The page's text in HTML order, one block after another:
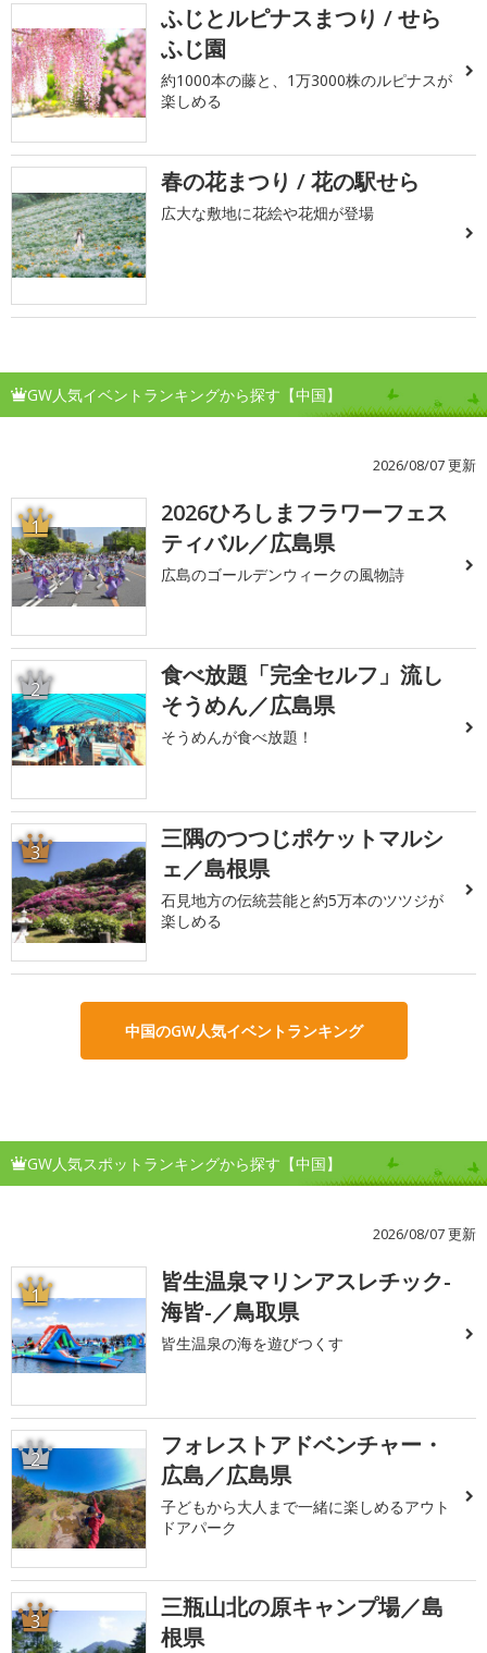
ふじとルピナスまつり / せら
ふじ園
約1000本の藤と、1万3000株のルピナスが
楽しめる
春の花まつり / 花の駅せら
広大な敷地に花絵や花畑が登場
GW人気イベントランキングから探す【中国】
2026/08/07 更新
1
2026ひろしまフラワーフェス
ティバル／広島県
広島のゴールデンウィークの風物詩
2
食べ放題「完全セルフ」流し
そうめん／広島県
そうめんが食べ放題！
3
三隅のつつじポケットマルシ
ェ／島根県
石見地方の伝統芸能と約5万本のツツジが
楽しめる
中国のGW人気イベントランキング
GW人気スポットランキングから探す【中国】
2026/08/07 更新
1
皆生温泉マリンアスレチック-
海皆-／鳥取県
皆生温泉の海を遊びつくす
2
フォレストアドベンチャー・
広島／広島県
子どもから大人まで一緒に楽しめるアウト
ドアパーク
3
三瓶山北の原キャンプ場／島
根県